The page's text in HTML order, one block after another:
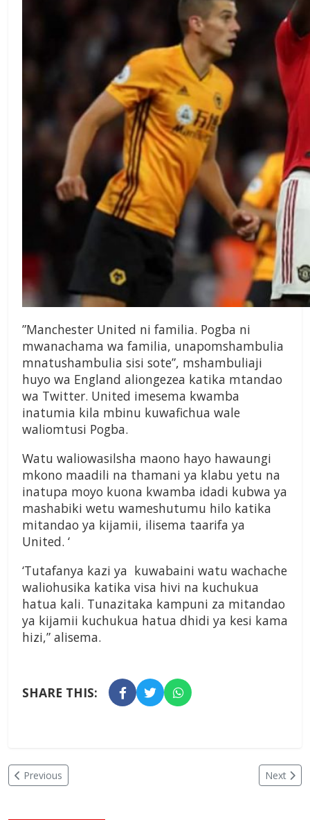
”Manchester United ni familia. Pogba ni
mwanachama wa familia, unapomshambulia
mnatushambulia sisi sote”, mshambuliaji
huyo wa England aliongezea katika mtandao
wa Twitter. United imesema kwamba
inatumia kila mbinu kuwafichua wale
waliomtusi Pogba.
Watu waliowasilsha maono hayo hawaungi
mkono maadili na thamani ya klabu yetu na
inatupa moyo kuona kwamba idadi kubwa ya
mashabiki wetu wameshutumu hilo katika
mitandao ya kijamii, ilisema taarifa ya
United. ‘
‘Tutafanya kazi ya kuwabaini watu wachache
waliohusika katika visa hivi na kuchukua
hatua kali. Tunazitaka kampuni za mitandao
ya kijamii kuchukua hatua dhidi ya kesi kama
hizi,” alisema.
SHARE THIS:
Previous Next